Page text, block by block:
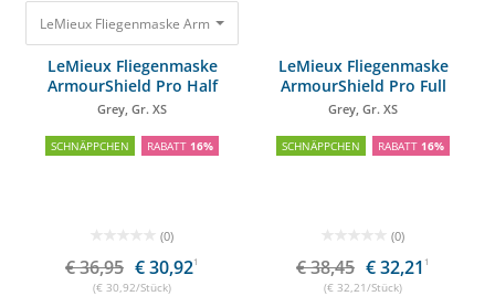
LeMieux Fliegenmaske ArmourShield Pro Half Grey, Gr. XS
LeMieux Fliegenmaske
ArmourShield Pro Half
Grey, Gr. XS
SCHNÄPPCHEN RABATT 16%
(0)
€ 36,95 € 30,921
(€ 30,92/Stück)
LeMieux Fliegenmaske
ArmourShield Pro Full
Grey, Gr. XS
SCHNÄPPCHEN RABATT 16%
(0)
€ 38,45 € 32,21 1
(€ 32,21/Stück)